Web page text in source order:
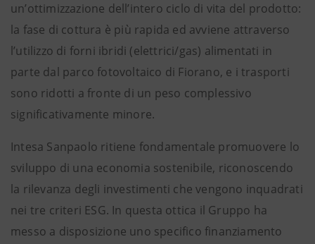
un’ottimizzazione dell’intero ciclo di vita del prodotto:
la fase di cottura è più rapida ed avviene attraverso
l’utilizzo di forni ibridi (elettrici/gas) alimentati in
parte dal parco fotovoltaico di Fiorano, e i trasporti
sono ridotti a fronte di un peso complessivo
significativamente minore.
Intesa Sanpaolo ritiene fondamentale promuovere lo
sviluppo di una economia sostenibile, riconoscendo
la rilevanza degli investimenti che vengono inquadrati
nei tre criteri ESG. In questa ottica il Gruppo ha
messo a disposizione uno specifico finanziamento